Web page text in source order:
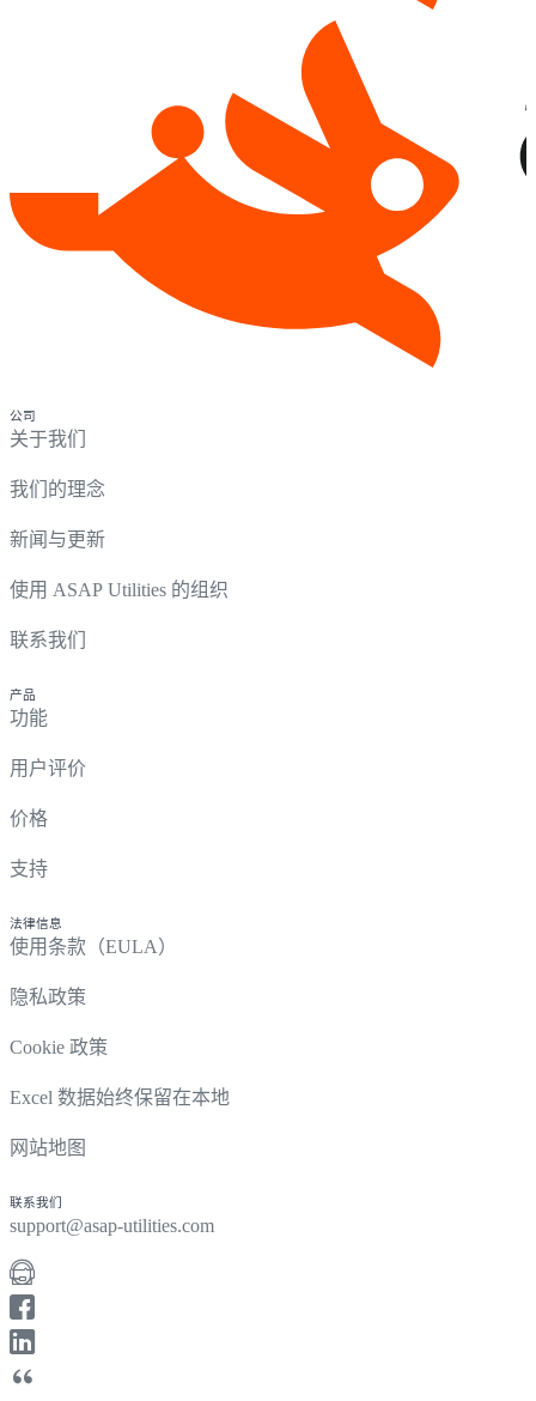
公司
关于我们
我们的理念
新闻与更新
使用 ASAP Utilities 的组织
联系我们
产品
功能
用户评价
价格
支持
法律信息
使用条款（EULA）
隐私政策
Cookie 政策
Excel 数据始终保留在本地
网站地图
联系我们
support@asap-utilities.com